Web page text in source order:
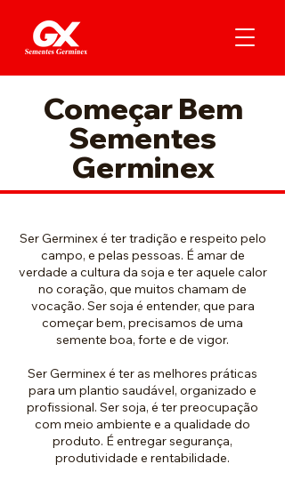
Começar Bem
Sementes
Germinex
Ser Germinex é ter tradição e respeito pelo
campo, e pelas pessoas. É amar de
verdade a cultura da soja e ter aquele calor
no coração, que muitos chamam de
vocação. Ser soja é entender, que para
começar bem, precisamos de uma
semente boa, forte e de vigor.
Ser Germinex é ter as melhores práticas
para um plantio saudável, organizado e
profissional. Ser soja, é ter preocupação
com meio ambiente e a qualidade do
produto. É entregar segurança,
produtividade e rentabilidade.